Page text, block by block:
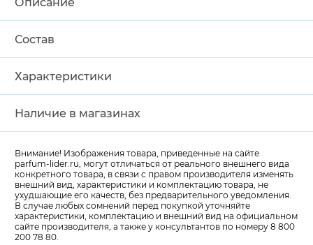
Состав
Характеристики
Наличие в магазинах
Внимание! Изображения товара, приведенные на сайте
parfum-lider.ru, могут отличаться от реального внешнего вида
конкретного товара, в связи с правом производителя изменять
внешний вид, характеристики и комплектацию товара, не
ухудшающие его качеств, без предварительного уведомления.
В случае любых сомнений перед покупкой уточняйте
характеристики, комплектацию и внешний вид на официальном
сайте производителя, а также у консультантов по номеру 8 800
200 78 80.